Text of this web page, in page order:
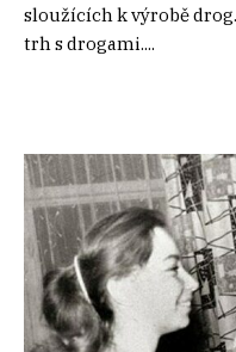
sloužících k výrobě
trh s drogami....